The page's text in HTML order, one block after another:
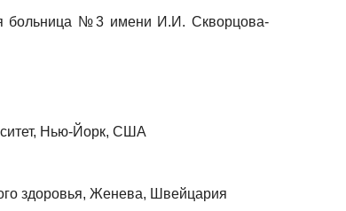
больница №3 имени И.И. Скворцова-
Нью-Йорк, США
здоровья, Женева, Швейцария